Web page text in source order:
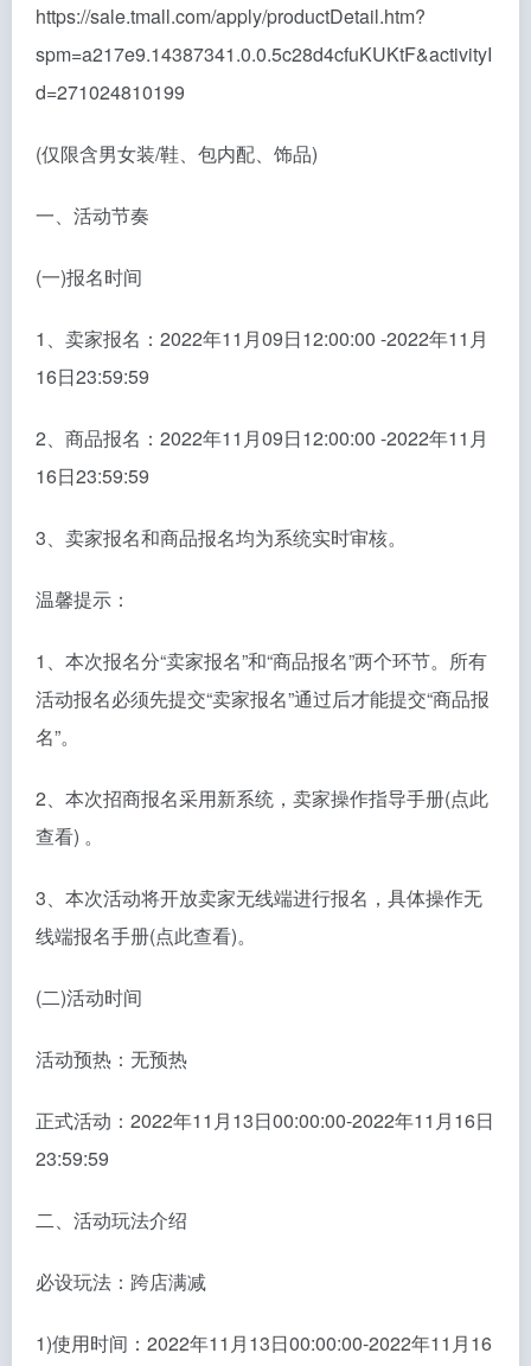
https://sale.tmall.com/apply/productDetail.htm?
spm=a217e9.14387341.0.0.5c28d4cfuKUKtF&activityI
d=271024810199
(仅限含男女装/鞋、包内配、饰品)
一、活动节奏
(一)报名时间
1、卖家报名：2022年11月09日12:00:00 -2022年11月
16日23:59:59
2、商品报名：2022年11月09日12:00:00 -2022年11月
16日23:59:59
3、卖家报名和商品报名均为系统实时审核。
温馨提示：
1、本次报名分“卖家报名”和“商品报名”两个环节。所有
活动报名必须先提交“卖家报名”通过后才能提交“商品报
名”。
2、本次招商报名采用新系统，卖家操作指导手册(点此
查看) 。
3、本次活动将开放卖家无线端进行报名，具体操作无
线端报名手册(点此查看)。
(二)活动时间
活动预热：无预热
正式活动：2022年11月13日00:00:00-2022年11月16日
23:59:59
二、活动玩法介绍
必设玩法：跨店满减
1)使用时间：2022年11月13日00:00:00-2022年11月16